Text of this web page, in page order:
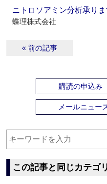
ニトロソアミン分析承り
蝶理株式会社
« 前の記事
購読の申込み
メールニュー
この記事と同じカテゴ